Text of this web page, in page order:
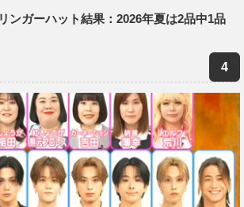
ンガーハット結果：2026年夏は2品中1品